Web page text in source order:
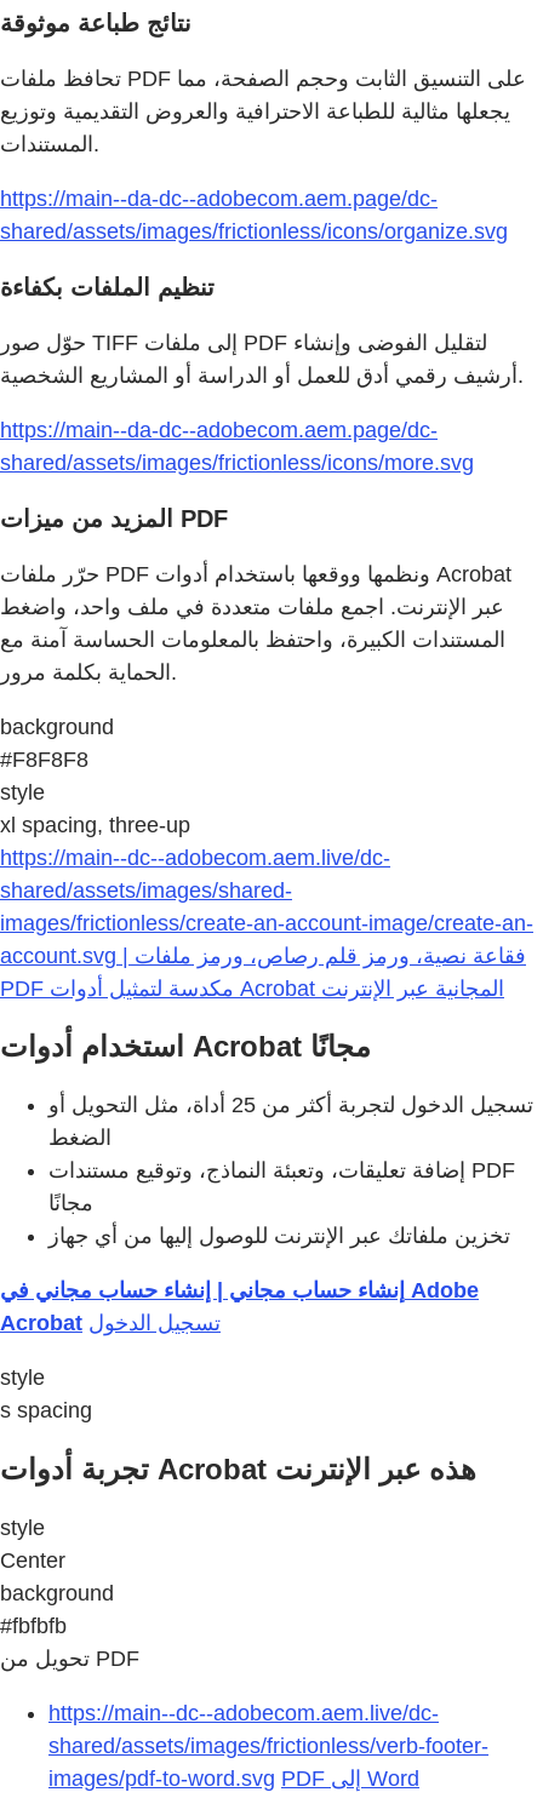
نتائج طباعة موثوقة
تحافظ ملفات PDF على التنسيق الثابت وحجم الصفحة، مما
يجعلها مثالية للطباعة الاحترافية والعروض التقديمية وتوزيع
المستندات.
https://main--da-dc--adobecom.aem.page/dc-
shared/assets/images/frictionless/icons/organize.svg
تنظيم الملفات بكفاءة
حوّل صور TIFF إلى ملفات PDF لتقليل الفوضى وإنشاء
أرشيف رقمي أدق للعمل أو الدراسة أو المشاريع الشخصية.
https://main--da-dc--adobecom.aem.page/dc-
shared/assets/images/frictionless/icons/more.svg
المزيد من ميزات PDF
حرّر ملفات PDF ونظمها ووقعها باستخدام أدوات Acrobat
عبر الإنترنت. اجمع ملفات متعددة في ملف واحد، واضغط
المستندات الكبيرة، واحتفظ بالمعلومات الحساسة آمنة مع
الحماية بكلمة مرور.
background
#F8F8F8
style
xl spacing, three-up
https://main--dc--adobecom.aem.live/dc-
shared/assets/images/shared-
images/frictionless/create-an-account-image/create-an-
account.svg | فقاعة نصية، ورمز قلم رصاص، ورمز ملفات
PDF مكدسة لتمثيل أدوات Acrobat المجانية عبر الإنترنت
استخدام أدوات Acrobat مجانًا
تسجيل الدخول لتجربة أكثر من 25 أداة، مثل التحويل أو
الضغط
إضافة تعليقات، وتعبئة النماذج، وتوقيع مستندات PDF
مجانًا
تخزين ملفاتك عبر الإنترنت للوصول إليها من أي جهاز
إنشاء حساب مجاني | إنشاء حساب مجاني في Adobe
Acrobat تسجيل الدخول
style
s spacing
تجربة أدوات Acrobat هذه عبر الإنترنت
style
Center
background
#fbfbfb
تحويل من PDF
https://main--dc--adobecom.aem.live/dc-
shared/assets/images/frictionless/verb-footer-
images/pdf-to-word.svg